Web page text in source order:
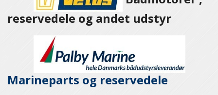
reservedele og andet udstyr
Marineparts og reservedele